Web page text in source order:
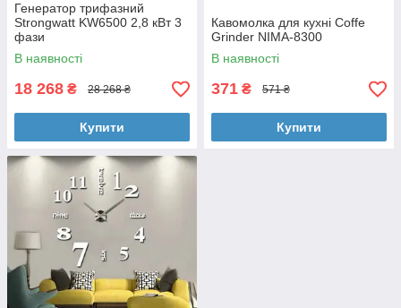
Генератор трифазний
Strongwatt KW6500 2,8 кВт 3
фази
В наявності
18 268 ₴ 28 268 ₴
Купити
Кавомолка для кухні Coffe
Grinder NIMA-8300
В наявності
371 ₴ 571 ₴
Купити